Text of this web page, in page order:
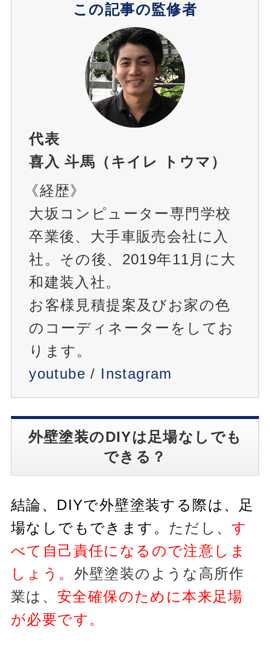
この記事の監修者
代表
喜入 斗馬（キイレ トウマ）
《経歴》
大坂コンピューター専門学校
卒業後、大手車販売会社に入
社。その後、2019年11月に大
和建装入社。
お客様見積提案及びお家の色
のコーディネーターをしてお
ります。
youtube / Instagram
外壁塗装のDIYは足場なしでも
できる？
結論、DIYで外壁塗装する際は、足
場なしでもできます。 ただし、す
べて自己責任になるので注意しま
しょう。 外壁塗装のような高所作
業は、 安全確保のために本来足場
が必要です。